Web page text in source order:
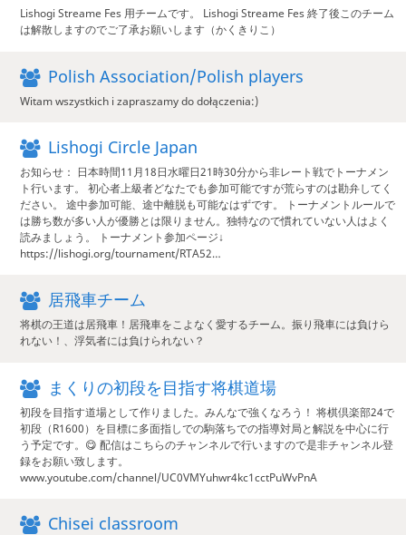
Lishogi Streame Fes 用チームです。 Lishogi Streame Fes 終了後このチーム
は解散しますのでご了承お願いします（かくきりこ）
Polish Association/Polish players
Witam wszystkich i zapraszamy do dołączenia:)
Lishogi Circle Japan
お知らせ： 日本時間11月18日水曜日21時30分から非レート戦でトーナメン
ト行います。 初心者上級者どなたでも参加可能ですが荒らすのは勘弁してく
ださい。 途中参加可能、途中離脱も可能なはずです。 トーナメントルールで
は勝ち数が多い人が優勝とは限りません。独特なので慣れていない人はよく
読みましょう。 トーナメント参加ページ↓
https://lishogi.org/tournament/RTA52…
居飛車チーム
将棋の王道は居飛車！居飛車をこよなく愛するチーム。振り飛車には負けら
れない！、浮気者には負けられない？
まくりの初段を目指す将棋道場
初段を目指す道場として作りました。みんなで強くなろう！ 将棋倶楽部24で
初段（R1600）を目標に多面指しでの駒落ちでの指導対局と解説を中心に行
う予定です。😋 配信はこちらのチャンネルで行いますので是非チャンネル登
録をお願い致します。
www.youtube.com/channel/UC0VMYuhwr4kc1cctPuWvPnA
Chisei classroom